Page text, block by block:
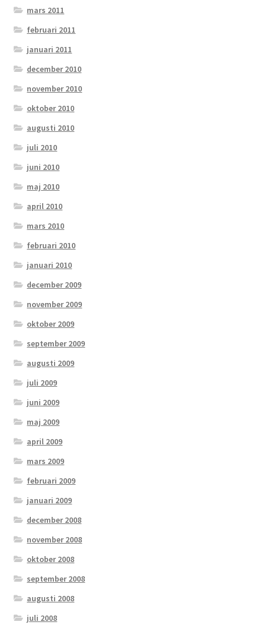
mars 2011
februari 2011
januari 2011
december 2010
november 2010
oktober 2010
augusti 2010
juli 2010
juni 2010
maj 2010
april 2010
mars 2010
februari 2010
januari 2010
december 2009
november 2009
oktober 2009
september 2009
augusti 2009
juli 2009
juni 2009
maj 2009
april 2009
mars 2009
februari 2009
januari 2009
december 2008
november 2008
oktober 2008
september 2008
augusti 2008
juli 2008